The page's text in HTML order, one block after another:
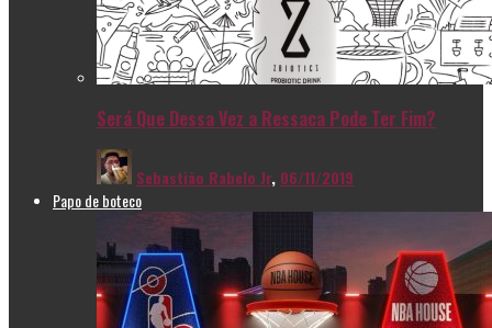
Será Que Dessa Vez a Ressaca Pode Ter Fim?
Sebastião Rabelo Jr, 06/11/2019
Papo de boteco